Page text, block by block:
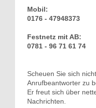
Mobil:
0176 - 47948373
Festnetz mit AB:
0781 - 96 71 61 74
Scheuen Sie sich
Anrufbeantworter zu
Er freut sich über
Nachrichten.